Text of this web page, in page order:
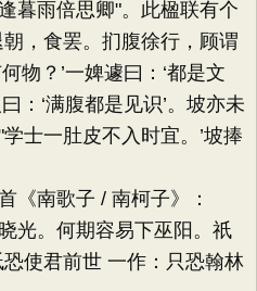
暮雨倍思卿"。此楹联有个
，食罢。扪腹徐行，顾谓
物？’一婢遽曰：‘都是文
：‘满腹都是见识’。坡亦未
士一肚皮不入时宜。’坡捧
南歌子 / 南柯子》：
。何期容易下巫阳。祇
使君前世 一作：只恐翰林